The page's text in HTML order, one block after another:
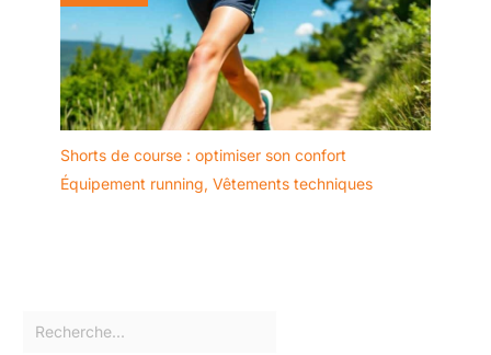
Shorts de course : optimiser son confort
Équipement running, Vêtements techniques